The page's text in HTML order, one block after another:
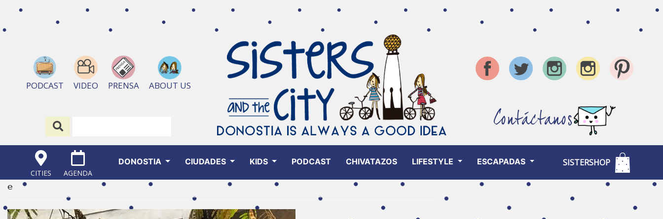
PODCAST VIDEO PRENSA ABOUT US
Contáctanos
CITIES AGENDA
DONOSTIA CIUDADES KIDS PODCAST CHIVATAZOS LIFESTYLE ESCAPADAS SISTERSHOP
e